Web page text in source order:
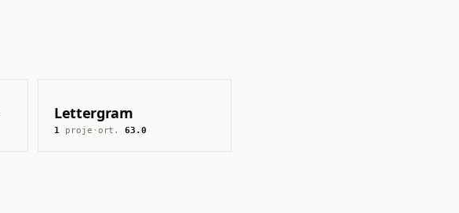
Lettergram
1 proje · ort.63.0